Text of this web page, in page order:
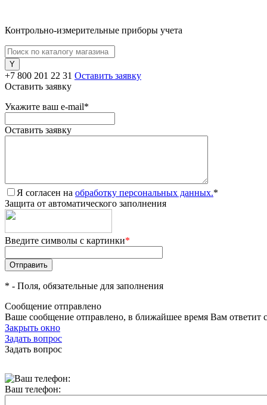
Контрольно-измерительные приборы учета
+7 800 201 22 31 Оставить заявку
Оставить заявку
Укажите ваш e-mail*
Оставить заявку
Я согласен на обработку персональных данных.*
Защита от автоматического заполнения
Введите символы с картинки*
* - Поля, обязательные для заполнения
Сообщение отправлено
Ваше сообщение отправлено, в ближайшее время Вам ответит
Закрыть окно
Задать вопрос
Задать вопрос
Ваш телефон: